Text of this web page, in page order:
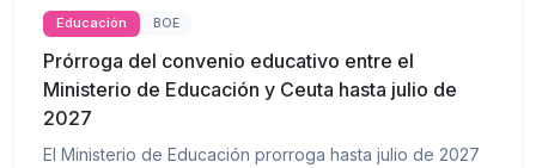
Educación BOE
Prórroga del convenio educativo entre el
Ministerio de Educación y Ceuta hasta julio de
2027
El Ministerio de Educación prorroga hasta julio de 2027